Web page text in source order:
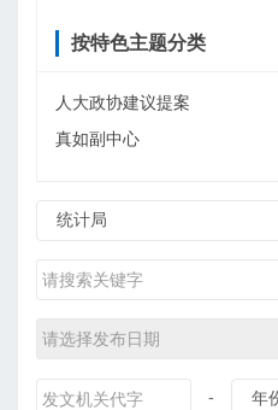
按特色主题分类
人大政协建议提案
真如副中心
-